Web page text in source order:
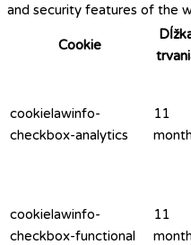
and security features of the
Cookie
cookielawinfo-
checkbox-analytics
11
cookielawinfo-
checkbox-functional
11